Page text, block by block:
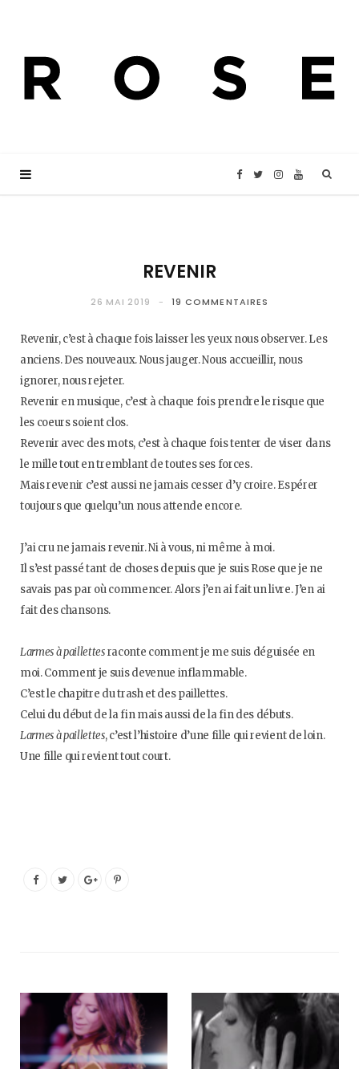
F
b
k
T
t
I
a
Y
u
REVENIR
26 MAI 2019 19 COMMENTAIRES
Revenir, c’est à chaque fois laisser les yeux nous observer. Les
anciens. Des nouveaux. Nous jauger. Nous accueillir, nous
ignorer, nous rejeter.
Revenir en musique, c’est à chaque fois prendre le risque que
les coeurs soient clos.
Revenir avec des mots, c’est à chaque fois tenter de viser dans
le mille tout en tremblant de toutes ses forces.
Mais revenir c’est aussi ne jamais cesser d’y croire. Espérer
toujours que quelqu’un nous attende encore.
J’ai cru ne jamais revenir. Ni à vous, ni même à moi.
Il s’est passé tant de choses depuis que je suis Rose que je ne
savais pas par où commencer. Alors j’en ai fait un livre. J’en ai
fait des chansons.
Larmes à paillettesraconte comment je me suis déguisée en
moi. Comment je suis devenue inflammable.
C’est le chapitre du trash et des paillettes.
Celui du début de la fin mais aussi de la fin des débuts.
Larmes à paillettes, c’est l’histoire d’une fille qui revient de loin.
Une fille qui revient tout court.